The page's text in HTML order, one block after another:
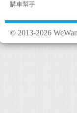
購車幫手
© 2013-2026